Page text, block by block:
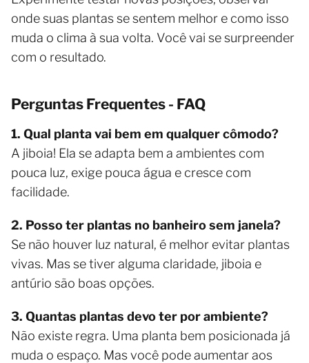
onde suas plantas se sentem melhor e como isso
muda o clima à sua volta. Você vai se surpreender
com o resultado.
Perguntas Frequentes - FAQ
1. Qual planta vai bem em qualquer cômodo?
A jiboia! Ela se adapta bem a ambientes com
pouca luz, exige pouca água e cresce com
facilidade.
2. Posso ter plantas no banheiro sem janela?
Se não houver luz natural, é melhor evitar plantas
vivas. Mas se tiver alguma claridade, jiboia e
antúrio são boas opções.
3. Quantas plantas devo ter por ambiente?
Não existe regra. Uma planta bem posicionada já
muda o espaço. Mas você pode aumentar aos